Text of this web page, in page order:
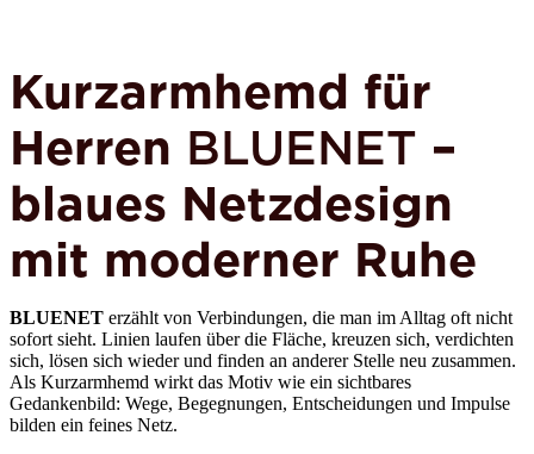
Kurzarmhemd für
Herren BLUENET –
blaues Netzdesign
mit moderner Ruhe
BLUENET erzählt von Verbindungen, die man im Alltag oft nicht
sofort sieht. Linien laufen über die Fläche, kreuzen sich, verdichten
sich, lösen sich wieder und finden an anderer Stelle neu zusammen.
Als Kurzarmhemd wirkt das Motiv wie ein sichtbares
Gedankenbild: Wege, Begegnungen, Entscheidungen und Impulse
bilden ein feines Netz.